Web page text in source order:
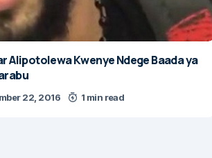
Alipotolewa Kwenye Ndege Baada ya
22, 2016 1 min read